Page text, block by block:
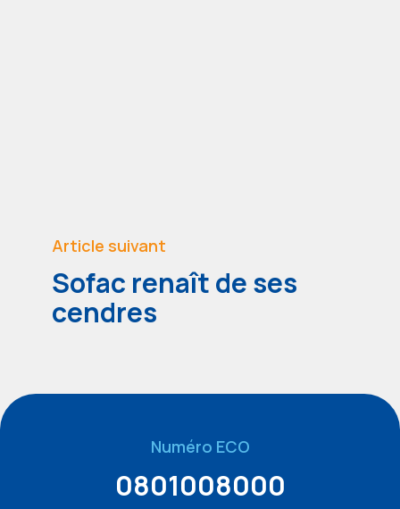
Article suivant
Sofac renaît de ses
cendres
Numéro ECO
0801008000